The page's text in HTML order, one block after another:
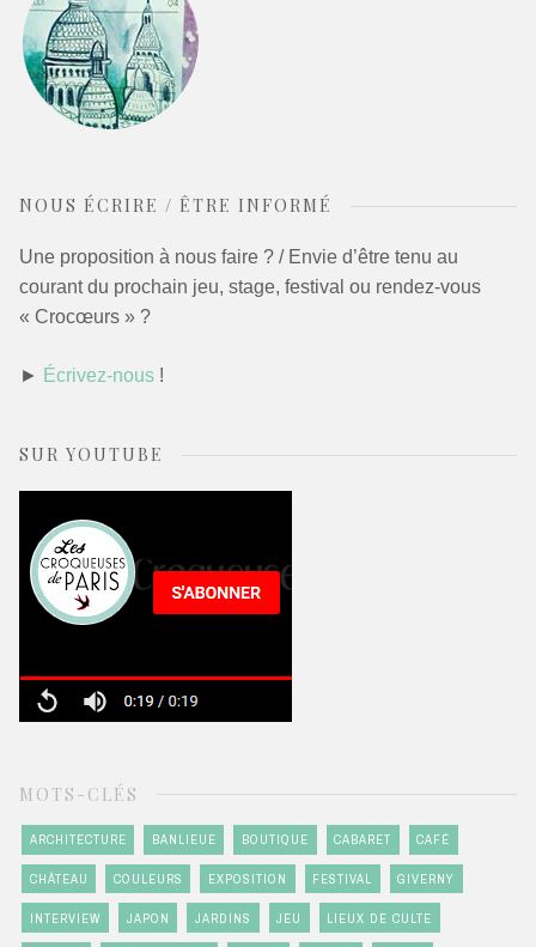
NOUS ÉCRIRE / ÊTRE INFORMÉ
Une proposition à nous faire ? / Envie d’être tenu au
courant du prochain jeu, stage, festival ou rendez-vous
« Crocœurs » ?
► Écrivez-nous !
SUR YOUTUBE
MOTS-CLÉS
ARCHITECTURE BANLIEUE BOUTIQUE CABARET CAFÉ
CHÂTEAU COULEURS EXPOSITION FESTIVAL GIVERNY
INTERVIEW JAPON JARDINS JEU LIEUX DE CULTE